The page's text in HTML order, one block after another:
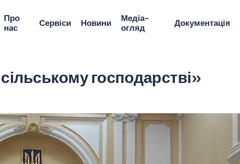
Про
нас
Сервіси Новини
Медіа-
огляд
Документація
господарстві»